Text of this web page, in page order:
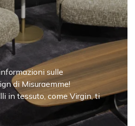
sulle
di Misuraemme!
in tessuto, come Virgin, ti